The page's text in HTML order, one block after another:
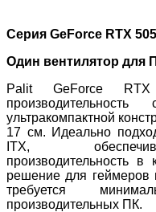
Серия GeForce RTX
Один вентилятор для
Palit GeForce
ультракомпактной
17 см. Идеально
ITX,
производительность
решение для геймеров
требуется
производительных ПК.